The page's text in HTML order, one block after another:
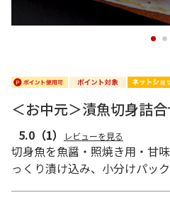
1 2
＜お中元＞漬魚切身詰合
5.0 （1） レビューを見る
切身魚を魚醤・照焼き用・甘
っくり漬け込み、小分けパック